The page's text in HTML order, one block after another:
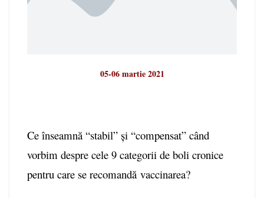
05-06 martie 2021
Ce înseamnă “stabil” și “compensat” când
vorbim despre cele 9 categorii de boli cronice
pentru care se recomandă vaccinarea?